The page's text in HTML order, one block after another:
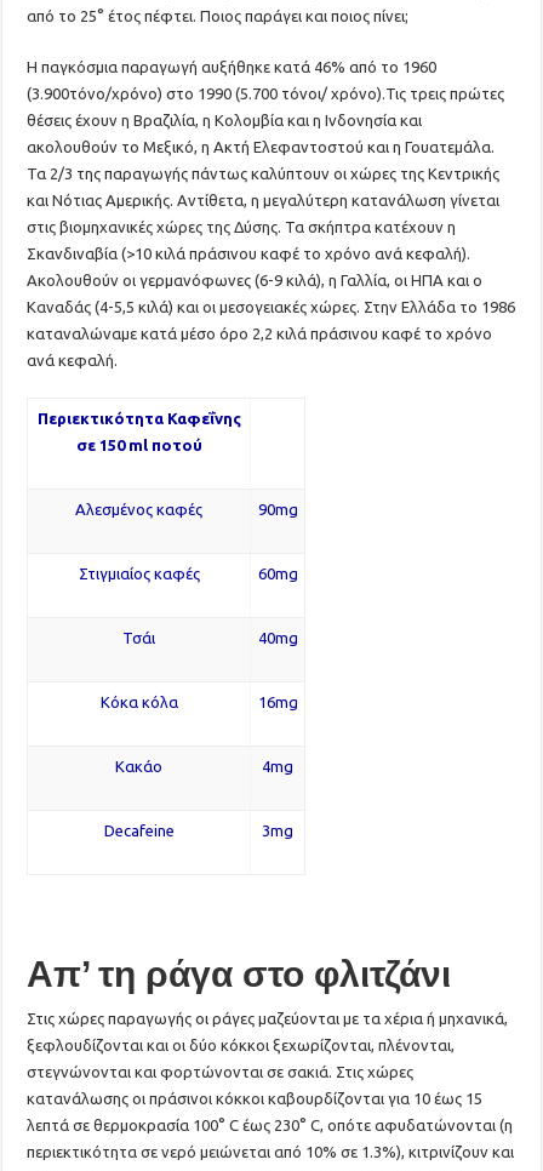
από το 25° έτος πέφτει. Ποιος παράγει και ποιος πίνει;
Η παγκόσμια παραγωγή αυξήθηκε κατά 46% από το 1960
(3.900τόνο/χρόνο) στο 1990 (5.700 τόνοι/ χρόνο).Τις τρεις πρώτες
θέσεις έχουν η Βραζιλία, η Κολομβία και η Ινδονησία και
ακολουθούν το Μεξικό, η Ακτή Ελεφαντοστού και η Γουατεμάλα.
Τα 2/3 της παραγωγής πάντως καλύπτουν οι χώρες της Κεντρικής
και Νότιας Αμερικής. Αντίθετα, η μεγαλύτερη κατανάλωση γίνεται
στις βιομηχανικές χώρες της Δύσης. Τα σκήπτρα κατέχουν η
Σκανδιναβία (>10 κιλά πράσινου καφέ το χρόνο ανά κεφαλή).
Ακολουθούν οι γερμανόφωνες (6-9 κιλά), η Γαλλία, οι ΗΠΑ και ο
Καναδάς (4-5,5 κιλά) και οι μεσογειακές χώρες. Στην Ελλάδα το 1986
καταναλώναμε κατά μέσο όρο 2,2 κιλά πράσινου καφέ το χρόνο
ανά κεφαλή.
Περιεκτικότητα Καφεΐνης
σε 150 ml ποτού
Αλεσμένος καφές 90mg
Στιγμιαίος καφές 60mg
Τσάι 40mg
Κόκα κόλα 16mg
Κακάο 4mg
Decafeine 3mg
Απ’ τη ράγα στο φλιτζάνι
Στις χώρες παραγωγής οι ράγες μαζεύονται με τα χέρια ή μηχανικά,
ξεφλουδίζονται και οι δύο κόκκοι ξεχωρίζονται, πλένονται,
στεγνώνονται και φορτώνονται σε σακιά. Στις χώρες
κατανάλωσης οι πράσινοι κόκκοι καβουρδίζονται για 10 έως 15
λεπτά σε θερμοκρασία 100° C έως 230° C, οπότε αφυδατώνονται (η
περιεκτικότητα σε νερό μειώνεται από 10% σε 1.3%), κιτρινίζουν και